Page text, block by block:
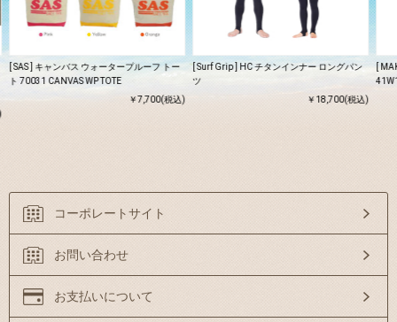
[ SAS ] キャンバス ウォータープルーフ トー
ト 70031 CANVAS WP TOTE
￥7,700(税込)
[ Surf Grip ] HC チタンインナー ロングパン
ツ
￥18,700(税込)
[
コーポレートサイト
お問い合わせ
お支払いについて